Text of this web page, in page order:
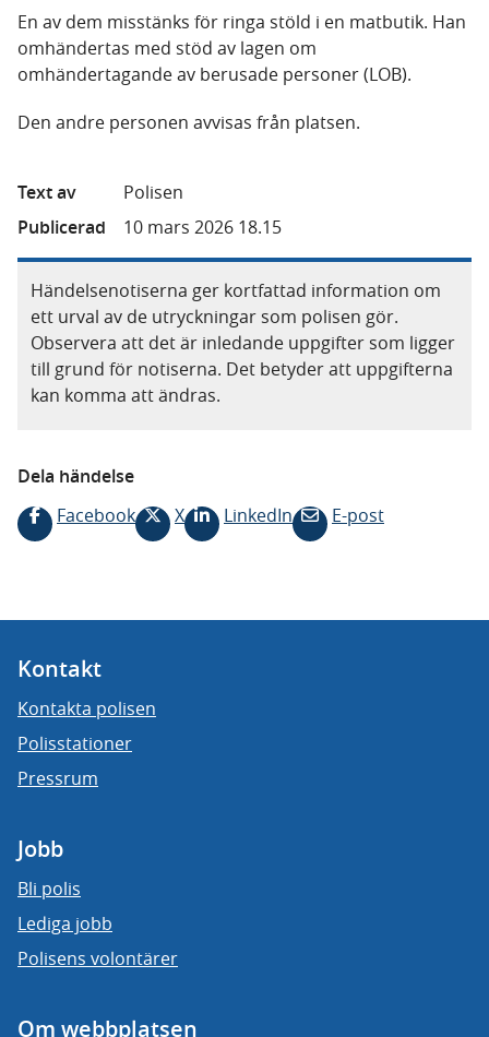
En av dem misstänks för ringa stöld i en matbutik. Han
omhändertas med stöd av lagen om
omhändertagande av berusade personer (LOB).
Den andre personen avvisas från platsen.
Text av
Polisen
Publicerad
10 mars 2026 18.15
Händelsenotiserna ger kortfattad information om
ett urval av de utryckningar som polisen gör.
Observera att det är inledande uppgifter som ligger
till grund för notiserna. Det betyder att uppgifterna
kan komma att ändras.
Dela händelse
Facebook
X LinkedIn E-post
Kontakt
Kontakta polisen
Polisstationer
Pressrum
Jobb
Bli polis
Lediga jobb
Polisens volontärer
Om webbplatsen